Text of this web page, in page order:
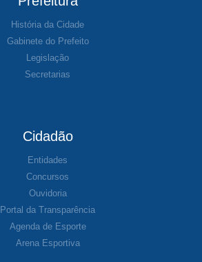
História da Cidade
Gabinete do Prefeito
Legislação
Secretarias
Cidadão
Entidades
Concursos
Ouvidoria
Portal da Transparência
Agenda de Esporte
Arena Esportiva